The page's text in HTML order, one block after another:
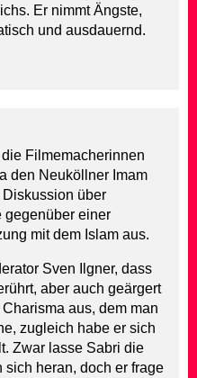
Er nimmt Ängste,
und ausdauernd.
Filmemacherinnen
den Neuköllner Imam
über
gegenüber einer
mit dem Islam aus.
Sven Ilgner, dass
aber auch geärgert
aus, dem man
zugleich habe er sich
Zwar lasse Sabri die
heran, doch er frage